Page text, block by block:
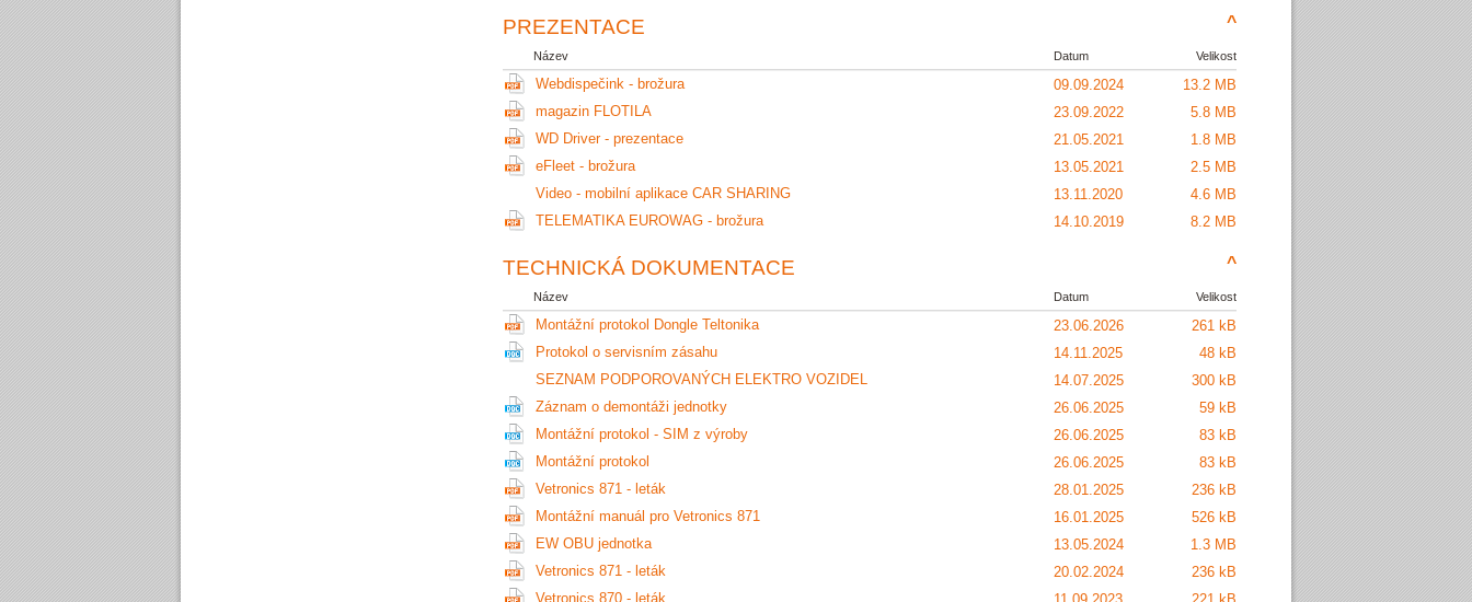
^
PREZENTACE
Název Datum Velikost
Webdispečink - brožura 09.09.2024
13.2 MB
magazin FLOTILA
23.09.2022
5.8 MB
WD Driver - prezentace
21.05.2021
1.8 MB
eFleet - brožura
13.05.2021
2.5 MB
Video - mobilní aplikace CAR SHARING
13.11.2020
4.6 MB
TELEMATIKA EUROWAG - brožura
14.10.2019 8.2 MB
^
TECHNICKÁ DOKUMENTACE
Název Datum Velikost
Montážní protokol Dongle Teltonika 23.06.2026
261 kB
Protokol o servisním zásahu
14.11.2025
48 kB
SEZNAM PODPOROVANÝCH ELEKTRO VOZIDEL
14.07.2025
300 kB
Záznam o demontáži jednotky
26.06.2025
59 kB
Montážní protokol - SIM z výroby
26.06.2025
83 kB
Montážní protokol
26.06.2025
83 kB
Vetronics 871 - leták
28.01.2025
236 kB
Montážní manuál pro Vetronics 871
16.01.2025
526 kB
EW OBU jednotka
13.05.2024
1.3 MB
Vetronics 871 - leták
20.02.2024
236 kB
Vetronics 870 - leták